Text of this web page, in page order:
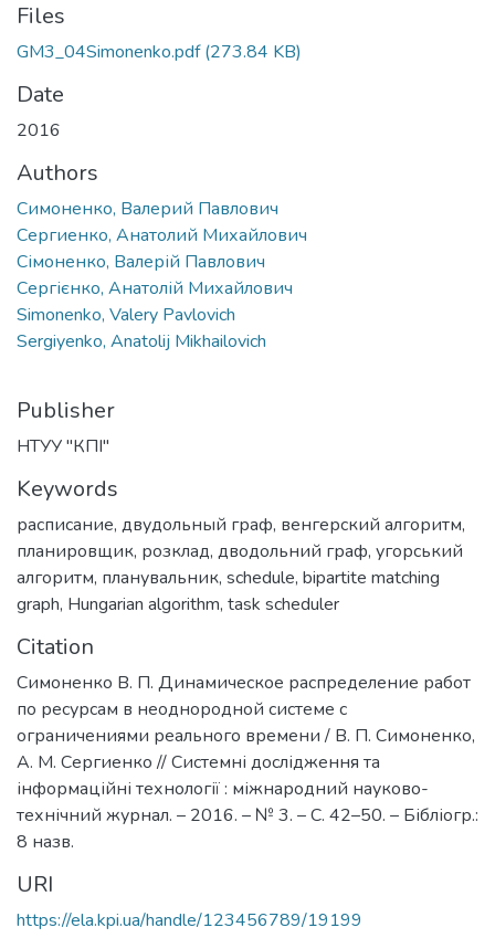
Files
GM3_04Simonenko.pdf(273.84 KB)
Date
2016
Authors
Симоненко, Валерий Павлович
Сергиенко, Анатолий Михайлович
Сімоненко, Валерій Павлович
Сергієнко, Анатолій Михайлович
Simonenko, Valery Pavlovich
Sergiyenko, Anatolij Mikhailovich
Publisher
НТУУ "КПІ"
Keywords
расписание, двудольный граф, венгерский алгоритм,
планировщик, розклад, дводольний граф, угорський
алгоритм, планувальник, schedule, bipartite matching
graph, Hungarian algorithm, task scheduler
Citation
Симоненко В. П. Динамическое распределение работ
по ресурсам в неоднородной системе с
ограничениями реального времени / В. П. Симоненко,
А. М. Сергиенко // Системні дослідження та
інформаційні технології : міжнародний науково-
технічний журнал. – 2016. – № 3. – С. 42–50. – Бібліогр.:
8 назв.
URI
https://ela.kpi.ua/handle/123456789/19199